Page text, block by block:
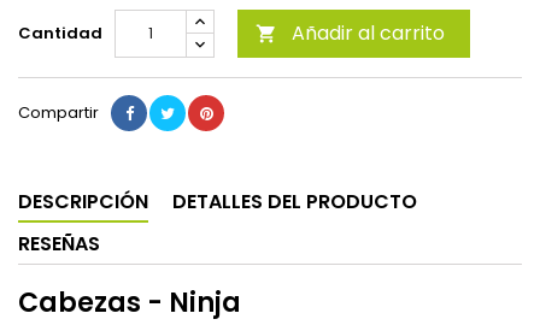
Cantidad  Añadir al carrito
Compartir
DESCRIPCIÓN
DETALLES DEL PRODUCTO
RESEÑAS
Cabezas - Ninja